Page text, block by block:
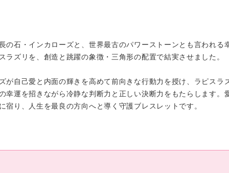
の石・インカローズと、世界最古のパワーストーンとも言われる
ラズリを、創造と跳躍の象徴・三角形の配置で結実させました。
が自己愛と内面の輝きを高めて前向きな行動力を授け、ラピスラ
幸運を招きながら冷静な判断力と正しい決断力をもたらします。
宿り、人生を最良の方向へと導く守護ブレスレットです。